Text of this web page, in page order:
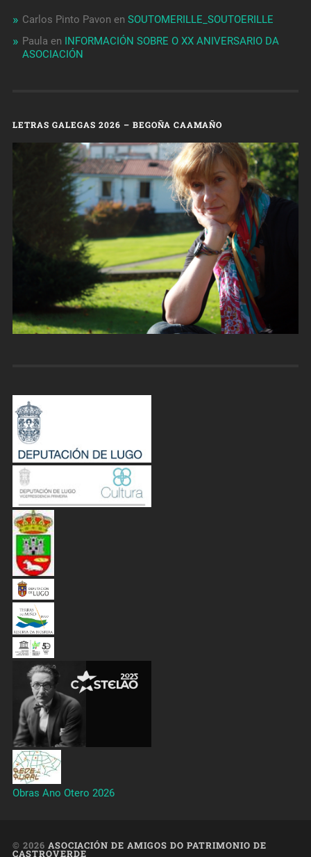
Carlos Pinto Pavon en SOUTOMERILLE_SOUTOERILLE
Paula en INFORMACIÓN SOBRE O XX ANIVERSARIO DA
ASOCIACIÓN
LETRAS GALEGAS 2026 – BEGOÑA CAAMAÑO
Obras Ano Otero 2026
© 2026 ASOCIACIÓN DE AMIGOS DO PATRIMONIO DE
CASTROVERDE